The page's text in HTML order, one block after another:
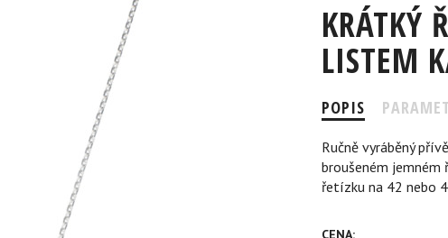
KRÁTKÝ
LISTEM
POPIS
Ručně vyráběný
broušeném jemném
řetízku na 42 nebo
CENA: